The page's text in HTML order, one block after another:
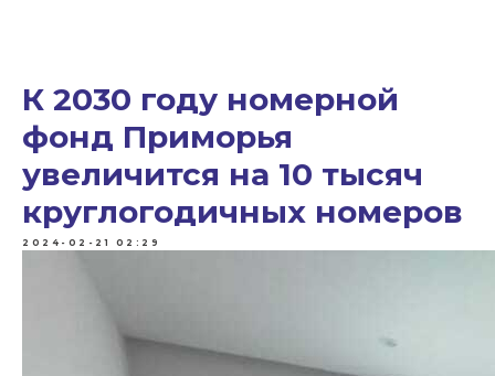
К 2030 году номерной
фонд Приморья
увеличится на 10 тысяч
круглогодичных номеров
2024-02-21 02:29